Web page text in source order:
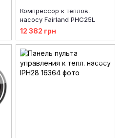
Компрессор к теплов.
насосу Fairland PHC25L
12 382 грн